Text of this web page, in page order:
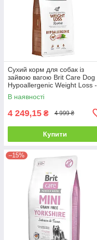
Сухий корм для собак із
зайвою вагою Brit Care Dog
Hypoallergenic Weight Loss -
12 кг
В наявності
4 249,15 ₴ 4 999 ₴
Купити
–15%